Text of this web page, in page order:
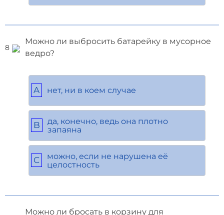
8
Можно ли выбросить батарейку в мусорное
ведро?
A нет, ни в коем случае
B
да, конечно, ведь она плотно
запаяна
C
можно, если не нарушена её
целостность
Можно ли бросать в корзину для